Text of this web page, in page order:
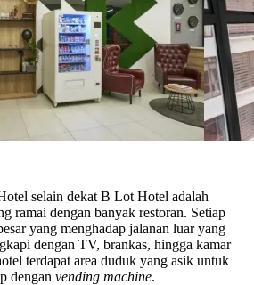
selain dekat B Lot Hotel adalah
ramai dengan banyak restoran. Setiap
yang menghadap jalanan luar yang
dengan TV, brankas, hingga kamar
terdapat area duduk yang asik untuk
dengan vending machine.